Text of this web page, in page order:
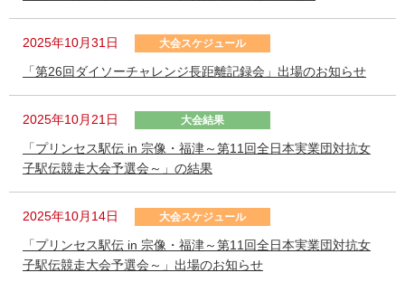
2025年10月31日 大会スケジュール
「第26回ダイソーチャレンジ長距離記録会」出場のお知らせ
2025年10月21日 大会結果
「プリンセス駅伝 in 宗像・福津～第11回全日本実業団対抗女
子駅伝競走大会予選会～」の結果
2025年10月14日 大会スケジュール
「プリンセス駅伝 in 宗像・福津～第11回全日本実業団対抗女
子駅伝競走大会予選会～」出場のお知らせ